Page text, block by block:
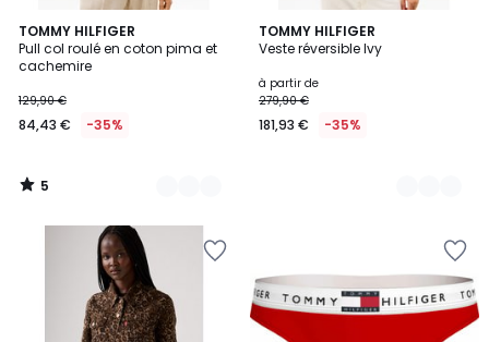
TOMMY HILFIGER
Pull col roulé en coton pima et
cachemire
129,90 €
84,43 € -35%
5
/
5
2
Couleurs
5
/
TOMMY HILFIGER
Veste réversible Ivy
à partir de
279,90 €
181,93 € -35%
2
Couleurs